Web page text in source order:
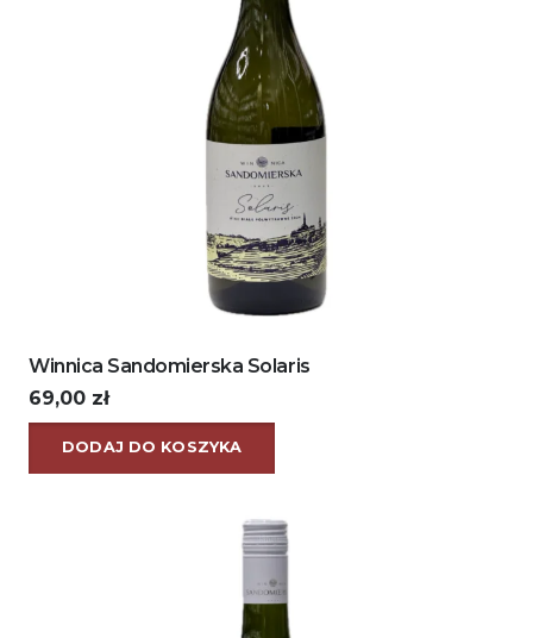
Winnica Sandomierska Solaris
69,00 zł
DODAJ DO KOSZYKA